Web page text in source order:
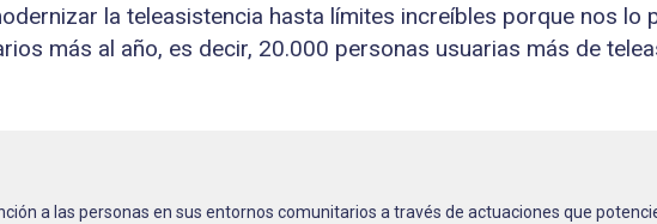
la teleasistencia hasta límites increíbles porque nos lo
más al año, es decir, 20.000 personas usuarias más de
a las personas en sus entornos comunitarios a través de actuaciones que